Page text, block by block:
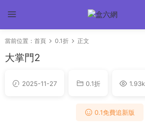
當前位置： 首頁 0.1折 正文
大掌門2
2025-11-27 0.1折 1.93k
0.1免費追新版